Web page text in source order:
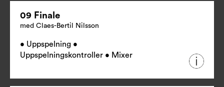
09 Finale
med Claes-Bertil Nilsson
• Uppspelning •
Uppspelningskontroller • Mixer